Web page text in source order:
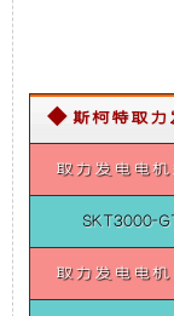
通
信
指
挥
车）
3KW
取
力
发
电
机
供
电
系
◆ 斯柯特取力
取力发电电
SKT3000-
取力发电电机